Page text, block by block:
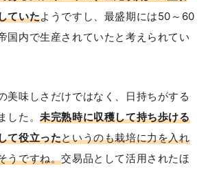
ていたようですし、最盛期には50～60
国内で生産されていたと考えられてい
美味しさだけではなく、日持ちがする
した。未完熟時に収穫して持ち歩ける
て役立ったというのも栽培に力を入れ
うですね。交易品として活用されたほ